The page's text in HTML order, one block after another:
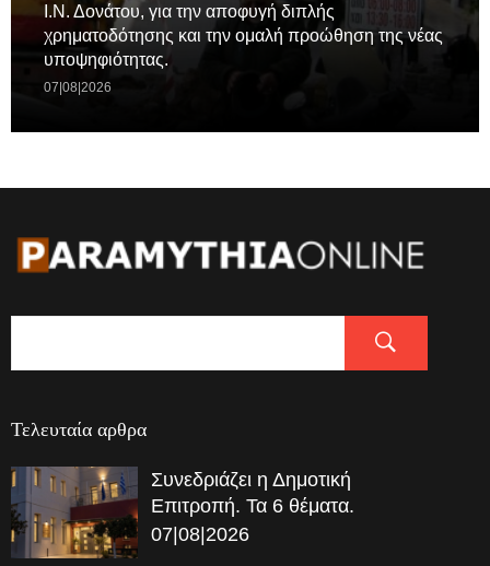
Ι.Ν. Δονάτου, για την αποφυγή διπλής
χρηματοδότησης και την ομαλή προώθηση της νέας
υποψηφιότητας.
07|08|2026
Τελευταία αρθρα
Συνεδριάζει η Δημοτική
Επιτροπή. Τα 6 θέματα.
07|08|2026